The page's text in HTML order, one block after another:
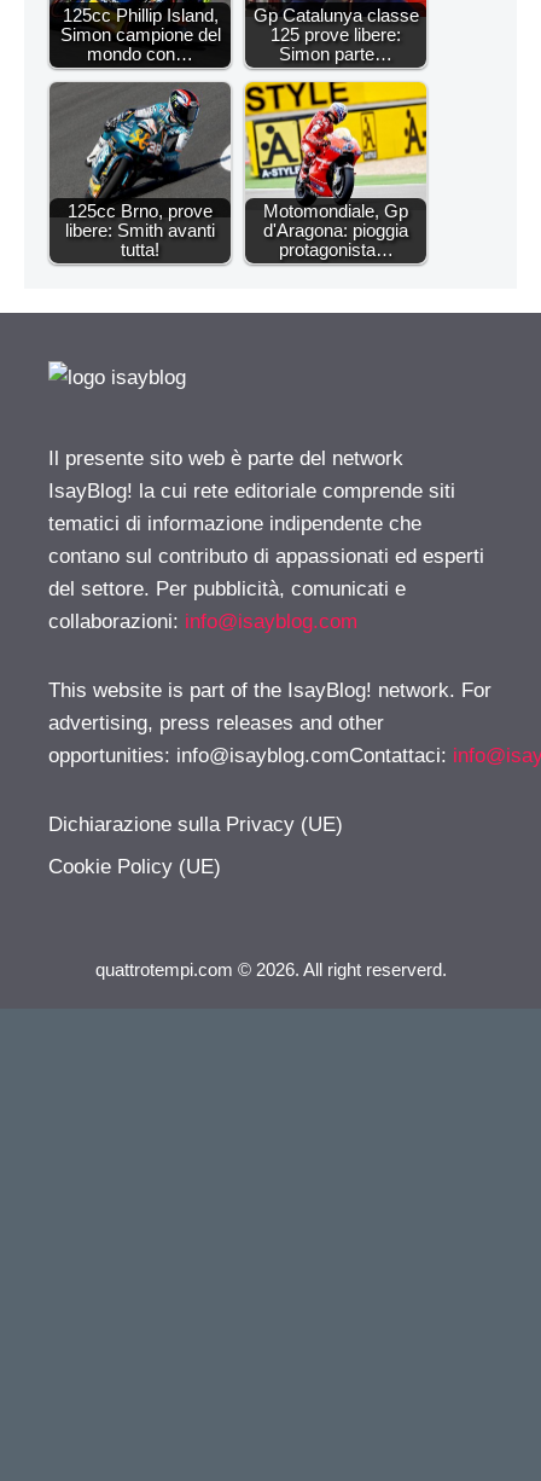
125cc Phillip Island,
Simon campione del
mondo con…
Gp Catalunya classe
125 prove libere:
Simon parte…
125cc Brno, prove
libere: Smith avanti
tutta!
Motomondiale, Gp
d'Aragona: pioggia
protagonista…
Il presente sito web è parte del network
IsayBlog! la cui rete editoriale comprende siti
tematici di informazione indipendente che
contano sul contributo di appassionati ed esperti
del settore. Per pubblicità, comunicati e
collaborazioni: info@isayblog.com
This website is part of the IsayBlog! network. For
advertising, press releases and other
opportunities: info@isayblog.comContattaci:
Dichiarazione sulla Privacy (UE)
Cookie Policy (UE)
quattrotempi.com © 2026. All right reserverd.